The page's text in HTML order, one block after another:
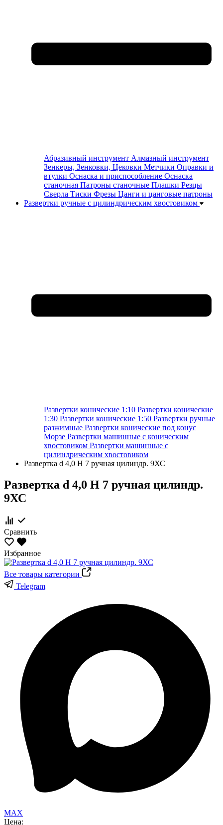
Абразивный инструмент Алмазный инструмент
Зенкеры, Зенковки, Цековки Метчики Оправки и
втулки Оснаска и приспособление Оснаска
станочная Патроны станочные Плашки Резцы
Сверла Тиски Фрезы Цанги и цанговые патроны
Развертки ручные с цилиндрическим хвостовиком
Развертки конические 1:10 Развертки конические
1:30 Развертки конические 1:50 Развертки ручные
разжимные Развертки конические под конус
Морзе Развертки машинные с коническим
хвостовиком Развертки машинные с
цилиндрическим хвостовиком
Развертка d 4,0 Н 7 ручная цилиндр. 9ХС
Развертка d 4,0 Н 7 ручная цилиндр.
9ХС
Сравнить
Избранное
Все товары категории
Telegram
MAX
Цена: